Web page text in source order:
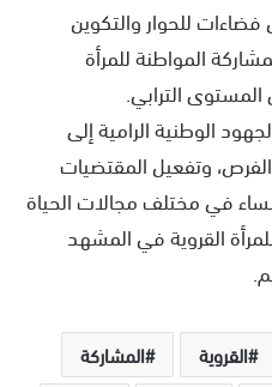
فضاءات للحوار والتكوين
المواطنة للمرأة
الترابي.
الوطنية الرامية إلى
وتفعيل المقتضيات
في مختلف مجالات الحياة
القروية في المشهد
القروية
المشاركة